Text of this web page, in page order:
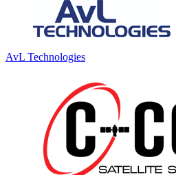
AvL Technologies